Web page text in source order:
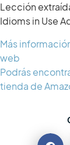
Lección
Idioms in Use
Más
web
Podrás
tienda de